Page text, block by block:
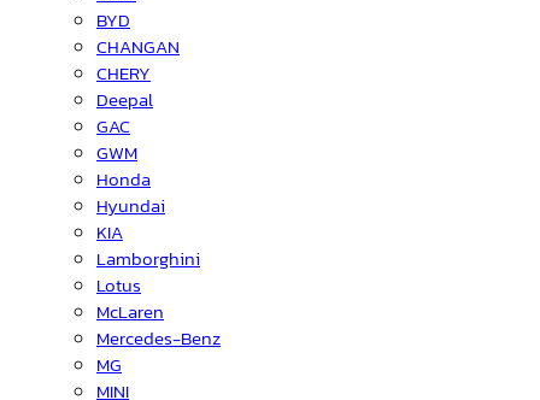
BYD
CHANGAN
CHERY
Deepal
GAC
GWM
Honda
Hyundai
KIA
Lamborghini
Lotus
McLaren
Mercedes-Benz
MG
MINI